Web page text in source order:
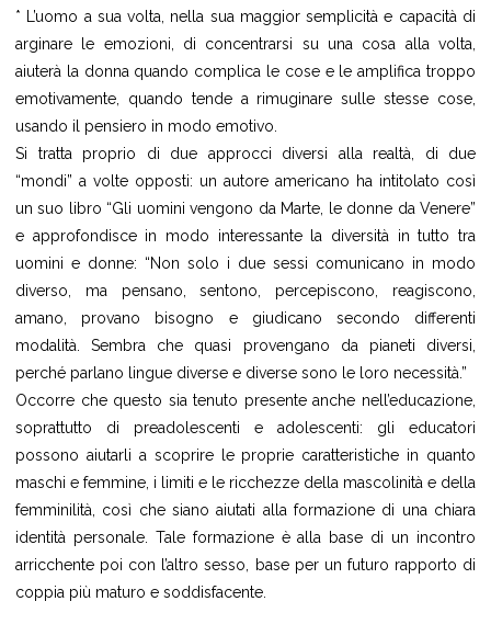
* L’uomo a sua volta, nella sua maggior semplicità e capacità di
arginare le emozioni, di concentrarsi su una cosa alla volta,
aiuterà la donna quando complica le cose e le amplifica troppo
emotivamente, quando tende a rimuginare sulle stesse cose,
usando il pensiero in modo emotivo.
Si tratta proprio di due approcci diversi alla realtà, di due
“mondi” a volte opposti: un autore americano ha intitolato così
un suo libro “Gli uomini vengono da Marte, le donne da Venere”
e approfondisce in modo interessante la diversità in tutto tra
uomini e donne: “Non solo i due sessi comunicano in modo
diverso, ma pensano, sentono, percepiscono, reagiscono,
amano, provano bisogno e giudicano secondo differenti
modalità. Sembra che quasi provengano da pianeti diversi,
perché parlano lingue diverse e diverse sono le loro necessità.”
Occorre che questo sia tenuto presente anche nell’educazione,
soprattutto di preadolescenti e adolescenti: gli educatori
possono aiutarli a scoprire le proprie caratteristiche in quanto
maschi e femmine, i limiti e le ricchezze della mascolinità e della
femminilità, così che siano aiutati alla formazione di una chiara
identità personale. Tale formazione è alla base di un incontro
arricchente poi con l’altro sesso, base per un futuro rapporto di
coppia più maturo e soddisfacente.